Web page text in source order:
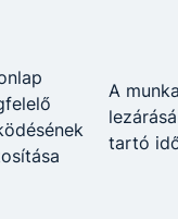
A
tartó